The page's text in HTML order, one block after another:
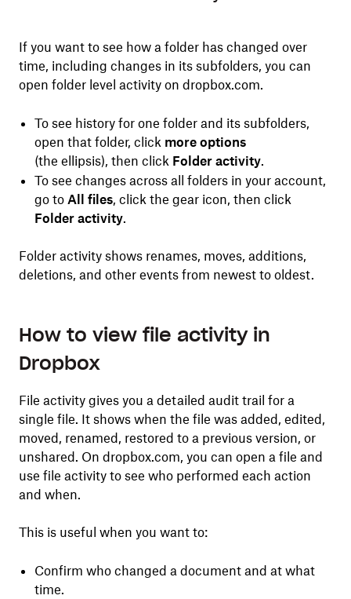
If you want to see how a folder has changed over
time, including changes in its subfolders, you can
open folder level activity on dropbox.com.
To see history for one folder and its subfolders,
open that folder, click more options
(the ellipsis), then click Folder activity.
To see changes across all folders in your account,
go to All files, click the gear icon, then click
Folder activity.
Folder activity shows renames, moves, additions,
deletions, and other events from newest to oldest.
How to view file activity in
Dropbox
File activity gives you a detailed audit trail for a
single file. It shows when the file was added, edited,
moved, renamed, restored to a previous version, or
unshared. On dropbox.com, you can open a file and
use file activity to see who performed each action
and when.
This is useful when you want to:
Confirm who changed a document and at what
time.